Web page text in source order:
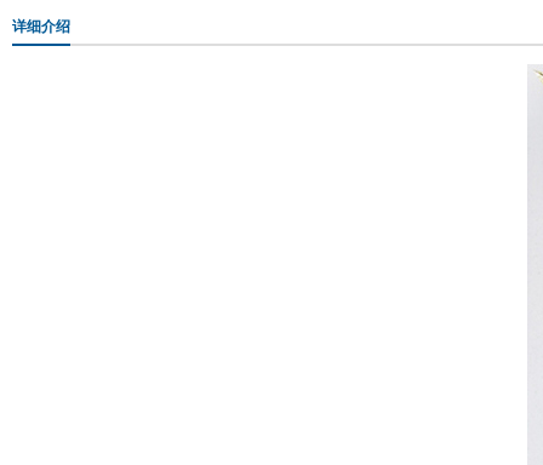
详细介绍